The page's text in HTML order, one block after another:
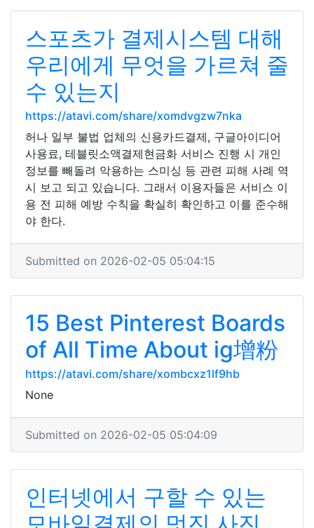
스포츠가 결제시스템 대해
우리에게 무엇을 가르쳐 줄
수 있는지
https://atavi.com/share/xomdvgzw7nka
허나 일부 불법 업체의 신용카드결제, 구글아이디어
사용료, 테블릿소액결제현금화 서비스 진행 시 개인
정보를 빼돌려 악용하는 스미싱 등 관련 피해 사례 역
시 보고 되고 있습니다. 그래서 이용자들은 서비스 이
용 전 피해 예방 수칙을 확실히 확인하고 이를 준수해
야 한다.
Submitted on 2026-02-05 05:04:15
15 Best Pinterest Boards
of All Time About ig增粉
https://atavi.com/share/xombcxz1lf9hb
None
Submitted on 2026-02-05 05:04:09
인터넷에서 구할 수 있는